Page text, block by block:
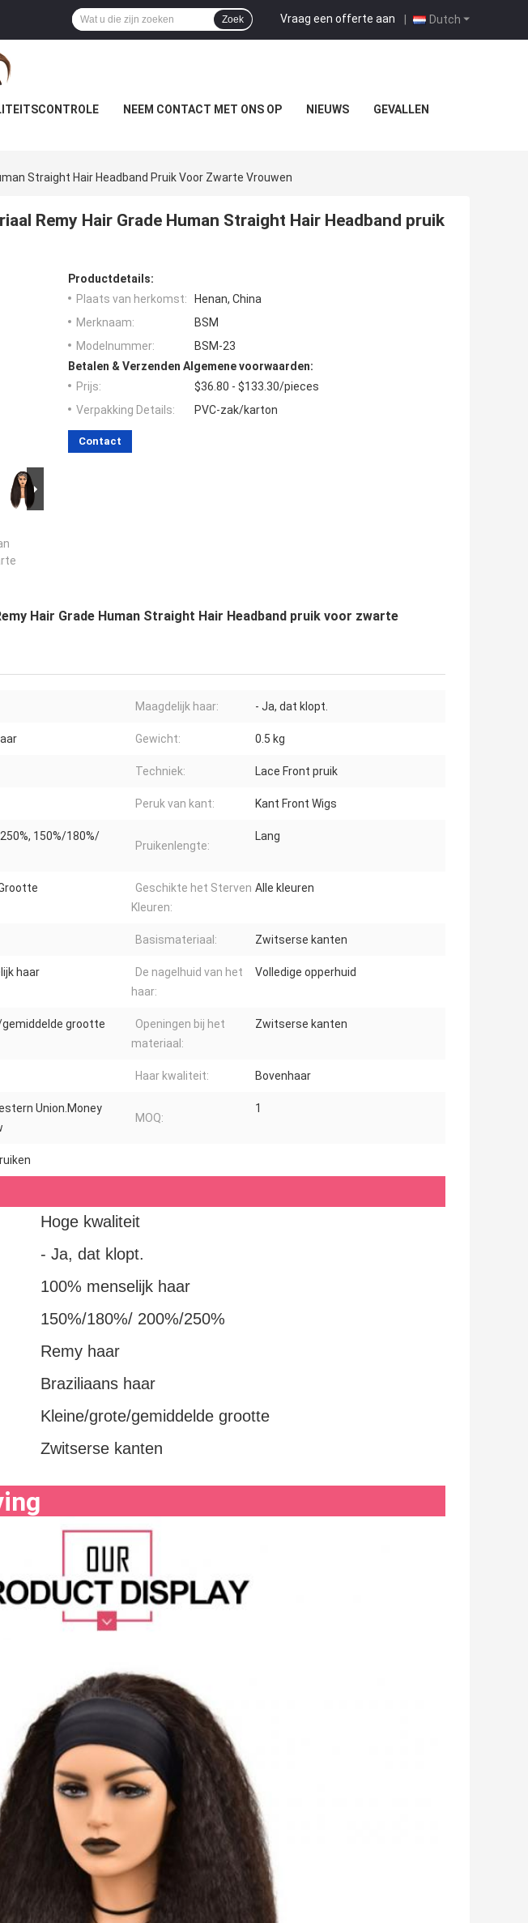
Dutch
Vraag een offerte aan |
Zoek
NEEM CONTACT MET ONS OP NIEUWS GEVALLEN
Straight Hair Headband Pruik Voor Zwarte Vrouwen
Remy Hair Grade Human Straight Hair Headband pruik
Productdetails:
Plaats van herkomst:
Henan, China
Merknaam:
BSM
Modelnummer:
BSM-23
Betalen & Verzenden Algemene voorwaarden:
Prijs:
$36.80 - $133.30/pieces
Verpakking Details:
PVC-zak/karton
Contact
Hair Grade Human Straight Hair Headband pruik voor zwarte
Maagdelijk haar: - Ja, dat klopt.
Gewicht: 0.5 kg
Techniek: Lace Front pruik
Peruk van kant: Kant Front Wigs
150%/180%/
Pruikenlengte:
Lang
Geschikte het Sterven
Kleuren:
Alle kleuren
Basismateriaal: Zwitserse kanten
haar
De nagelhuid van het
haar:
Volledige opperhuid
grootte
Openingen bij het
materiaal:
Zwitserse kanten
Haar kwaliteit: Bovenhaar
Union.Money
MOQ:
1
Hoge kwaliteit
- Ja, dat klopt.
100% menselijk haar
150%/180%/ 200%/250%
Remy haar
Braziliaans haar
Kleine/grote/gemiddelde grootte
Zwitserse kanten